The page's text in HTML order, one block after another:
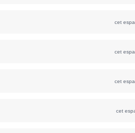
cet
cet
cet
cet